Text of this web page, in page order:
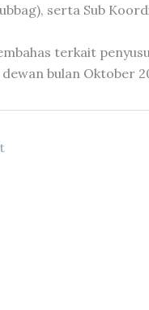
serta Sub
terkait
bulan Oktober